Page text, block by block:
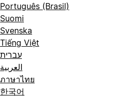
Português (Brasil)
Suomi
Svenska
Tiếng Việt
עברית
العربية
ภาษาไทย
한국어